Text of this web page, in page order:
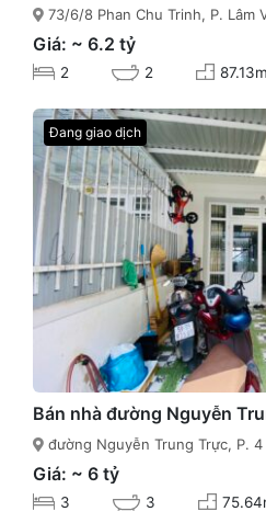
73/6/8 Phan Chu Trinh, P. Lâm
Giá: ~ 6.2 tỷ
2 2
Đang giao dịch
Bán nhà đường Nguyễn
đường Nguyễn Trung Trực, P. 4
Giá: ~ 6 tỷ
3 3